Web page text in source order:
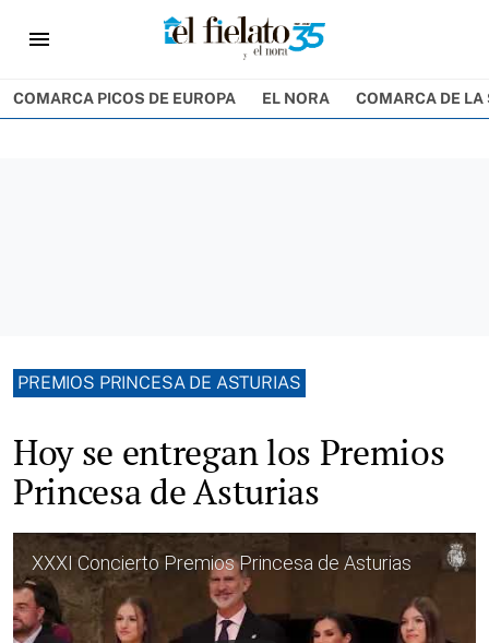
menu
COMARCA PICOS DE EUROPA EL NORA COMARCA DE LA
PREMIOS PRINCESA DE ASTURIAS
Hoy se entregan los Premios
Princesa de Asturias
XXXI Concierto Premios Princesa de Asturias